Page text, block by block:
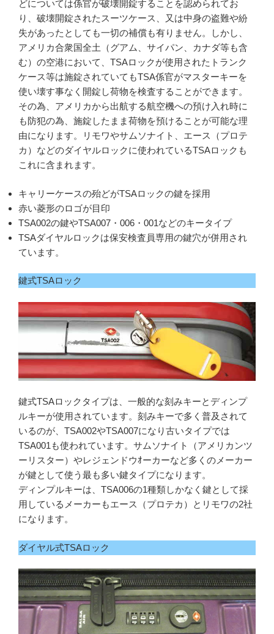
どについては係官が破壊開錠することを認められてお
り、破壊開錠されたスーツケース、又は中身の盗難や紛
失があったとしても一切の補償も有りません。しかし、
アメリカ合衆国全土（グアム、サイパン、カナダ等も含
む）の空港において、TSAロックが使用されたトランク
ケース等は施錠されていてもTSA係官がマスターキーを
使い壊す事なく開錠し荷物を検査することができます。
その為、アメリカから出航する航空機への預け入れ時に
も防犯の為、施錠したまま荷物を預けることが可能な理
由になります。リモワやサムソナイト、エース（プロテ
カ）などのダイヤルロックに使われているTSAロックも
これに含まれます。
キャリーケースの殆どがTSAロックの鍵を採用
赤い菱形のロゴが目印
TSA002の鍵やTSA007・006・001などのキータイプ
TSAダイヤルロックは保安検査員専用の鍵穴が併用され
ています。
鍵式TSAロック
鍵式TSAロックタイプは、一般的な刻みキーとディンプ
ルキーが使用されています。刻みキーで多く普及されて
いるのが、TSA002やTSA007になり古いタイプでは
TSA001も使われています。サムソナイト（アメリカンツ
ーリスター）やレジェンドウｵーカーなど多くのメーカー
が鍵として使う最も多い鍵タイプになります。
ディンプルキーは、TSA006の1種類しかなく鍵として採
用しているメーカーもエース（プロテカ）とリモワの2社
になります。
ダイヤル式TSAロック